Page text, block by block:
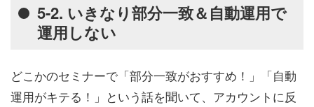
5-2. いきなり部分一致＆自動運用で
運用しない
どこかのセミナーで「部分一致がおすすめ！」「自動
運用がキテる！」という話を聞いて、アカウントに反